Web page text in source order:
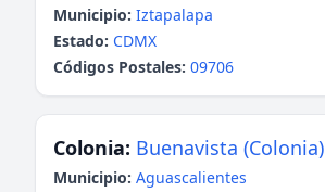
Municipio: Iztapalapa
Estado: CDMX
Códigos Postales: 09706
Colonia: Buenavista (Colonia)
Municipio: Aguascalientes